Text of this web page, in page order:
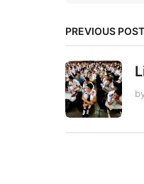
PREVIOUS POST